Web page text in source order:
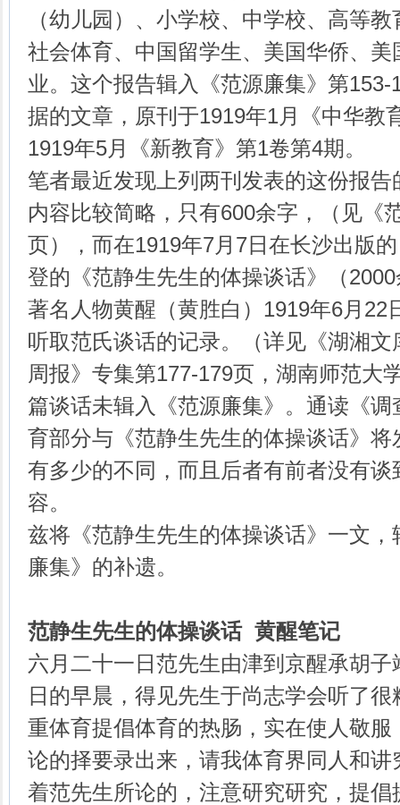
（幼儿园）、小学校、中学校、高等
社会体育、中国留学生、美国华侨、
业。这个报告辑入《范源廉集》第
据的文章，原刊于1919年1月《中华教
1919年5月《新教育》第1卷第4期。
笔者最近发现上列两刊发表的这份报告
内容比较简略，只有600余字，（见《
页），而在1919年7月7日在长沙出版
登的《范静生先生的体操谈话》（
著名人物黄醒（黄胜白）1919年6月22
听取范氏谈话的记录。（详见《湖湘
周报》专集第177-179页，湖南师范大
篇谈话未辑入《范源廉集》。通读《
育部分与《范静生先生的体操谈话》
有多少的不同，而且后者有前者没有
容。
兹将《范静生先生的体操谈话》一文
廉集》的补遗。
范静生先生的体操谈话 黄醒笔记
六月二十一日范先生由津到京醒承胡
日的早晨，得见先生于尚志学会听了
重体育提倡体育的热肠，实在使人敬
论的择要录出来，请我体育界同人和
着范先生所论的，注意研究研究，提